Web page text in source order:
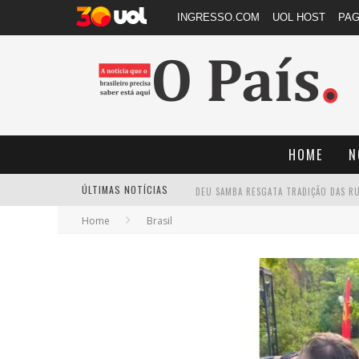
INGRESSO.COM UOL HOST
HOME
ÚLTIMAS NOTÍCIAS
Home Brasil